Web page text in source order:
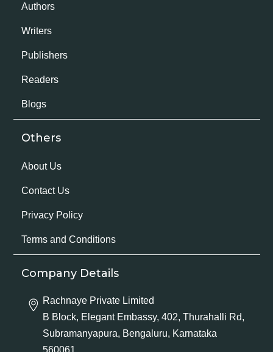
Authors
Writers
Publishers
Readers
Blogs
Others
About Us
Contact Us
Privacy Policy
Terms and Conditions
Company Details
Rachnaye Private Limited
B Block, Elegant Embassy, 402, Thurahalli Rd,
Subramanyapura, Bengaluru, Karnataka
560061